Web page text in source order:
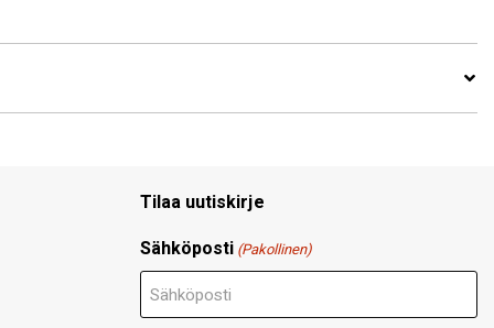
Tilaa uutiskirje
Sähköposti (Pakollinen)